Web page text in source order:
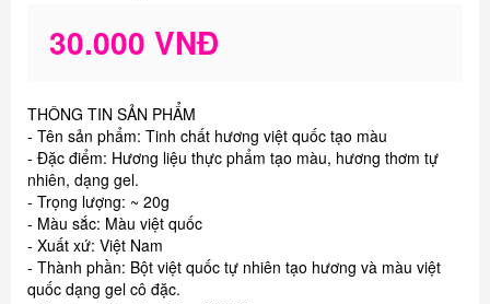
30.000 VNĐ
THÔNG TIN SẢN PHẨM
- Tên sản phẩm: Tinh chất hương việt quốc tạo màu
- Đặc điểm: Hương liệu thực phẩm tạo màu, hương thơm tự
nhiên, dạng gel.
- Trọng lượng: ~ 20g
- Màu sắc: Màu việt quốc
- Xuất xứ: Việt Nam
- Thành phần: Bột việt quốc tự nhiên tạo hương và màu việt
quốc dạng gel cô đặc.